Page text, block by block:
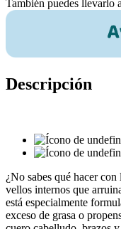
También puedes llevarlo
Descripción
¿No sabes qué hacer
vellos internos que
está especialmente
exceso de grasa o